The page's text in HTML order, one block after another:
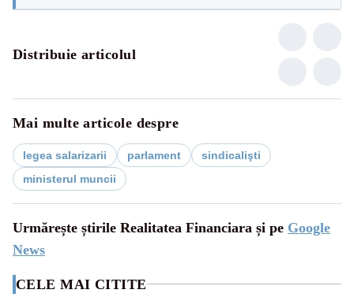
Distribuie articolul
Mai multe articole despre
legea salarizarii parlament
sindicalişti
ministerul muncii
Urmărește știrile Realitatea Financiara și pe Google
News
CELE MAI CITITE